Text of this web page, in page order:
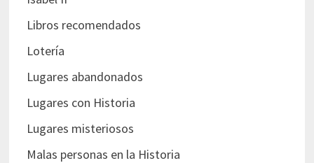
Libros recomendados
Lotería
Lugares abandonados
Lugares con Historia
Lugares misteriosos
Malas personas en la Historia